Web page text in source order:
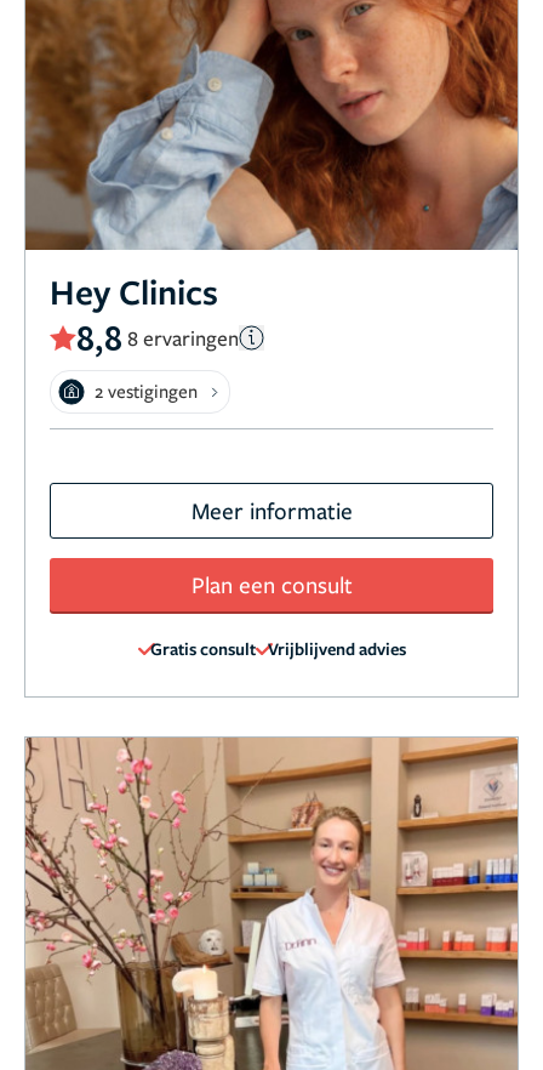
Hey Clinics
8,8 8 ervaringen
2 vestigingen
Meer informatie
Plan een consult
Gratis consult Vrijblijvend advies